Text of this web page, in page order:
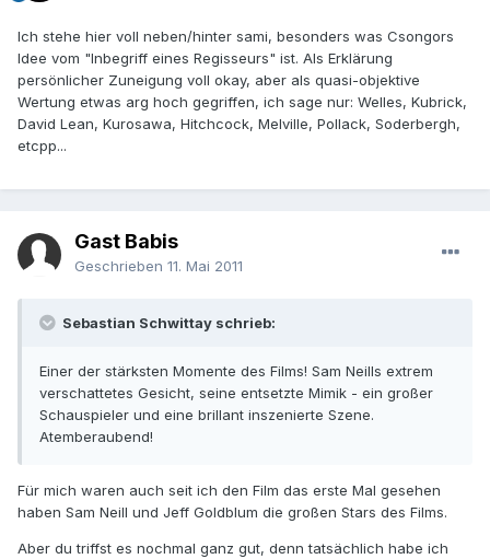
Ich stehe hier voll neben/hinter sami, besonders was Csongors
Idee vom "Inbegriff eines Regisseurs" ist. Als Erklärung
persönlicher Zuneigung voll okay, aber als quasi-objektive
Wertung etwas arg hoch gegriffen, ich sage nur: Welles, Kubrick,
David Lean, Kurosawa, Hitchcock, Melville, Pollack, Soderbergh,
etcpp...
Gast Babis
Geschrieben 11. Mai 2011
Sebastian Schwittay schrieb:
Einer der stärksten Momente des Films! Sam Neills extrem
verschattetes Gesicht, seine entsetzte Mimik - ein großer
Schauspieler und eine brillant inszenierte Szene.
Atemberaubend!
Für mich waren auch seit ich den Film das erste Mal gesehen
haben Sam Neill und Jeff Goldblum die großen Stars des Films.
Aber du triffst es nochmal ganz gut, denn tatsächlich habe ich